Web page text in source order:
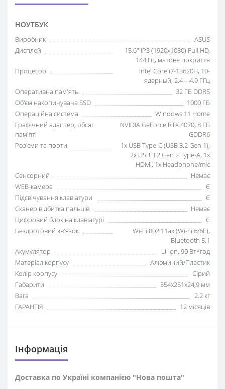
НОУТБУК
Виробник
ASUS
Дисплей
15.6" IPS (1920x1080) Full HD,
144 Гц, матове покриття
Процесор
Intel Core i7-13620H, 10-
ядерный, 2.4 – 4.9 ГГц
Оперативна пам'ять
32 ГБ DDR5
Об'єм накопичувача SSD
1000 ГБ
Операційна система
Windows 11 Home
Графічний адаптер, обсяг
пам'яті
NVIDIA GeForce RTX 4070, 8 ГБ
GDDR6
Роз'єми та порти
1x USB Type-C (USB 3.2 Gen 1),
2x USB 3.2 Gen 2 Type-A, 1x
HDMI, 1x Headphone/mic
Сенсорний
Немає
WEB-камера
Є
Підсвічування клавіатури
Є
Сканер відбитка пальців
Немає
Цифровий блок на клавіатурі
Є
Бездротовий зв'язок
Wi-Fi 802.11ax (Wi-Fi 6/6E),
Bluetooth 5.1
Акумулятор
Li-Ion, 90 Вт*год
Матеріал корпусу
Алюминий/Пластик
Колір корпусу
Сірий
Габарити
354x251x24,9 мм
Вага
2.2 кг
ГАРАНТІЯ
12 місяців
Iнформація
Доставка по Україні компанією "Нова пошта"